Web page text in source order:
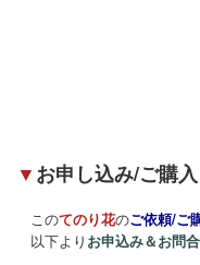
▼お申し込み/ご購入
このてのり花のご依頼/ご
以下より お申込み＆お問